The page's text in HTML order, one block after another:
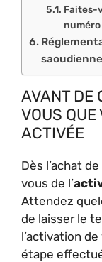
Faites-
AVANT DE
VOUS QUE
ACTIVÉE
Dès l’achat
vous de l’
Attendez
de laisser le
l’activation
étape